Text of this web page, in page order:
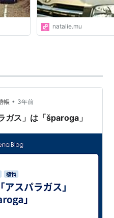
natalie.mu
帳 • 3年前
ガス」は「šparoga」